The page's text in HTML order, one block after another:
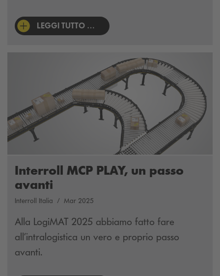
LEGGI TUTTO …
Interroll MCP PLAY, un passo
avanti
Interroll Italia Mar 2025
Alla LogiMAT 2025 abbiamo fatto fare
all’intralogistica un vero e proprio passo
avanti.